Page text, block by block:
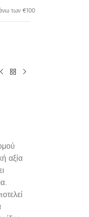
των €100
αξία